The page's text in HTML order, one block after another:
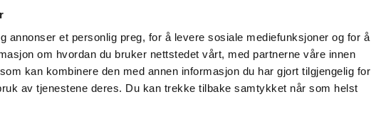
annonser et personlig preg, for å levere sosiale mediefunksjoner og for å
om hvordan du bruker nettstedet vårt, med partnerne våre innen
kan kombinere den med annen informasjon du har gjort tilgjengelig for
av tjenestene deres. Du kan trekke tilbake samtykket når som helst